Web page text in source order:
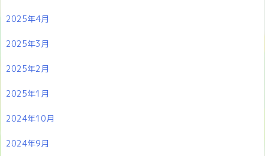
2025年4月
2025年3月
2025年2月
2025年1月
2024年10月
2024年9月